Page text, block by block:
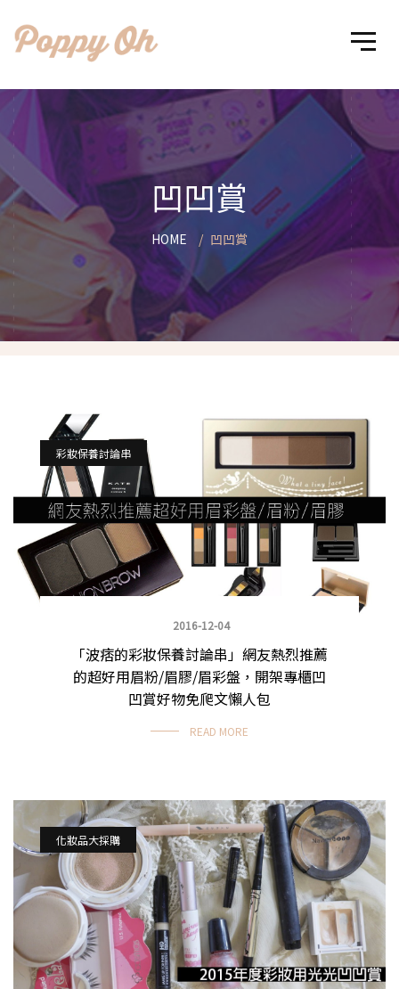
凹凹賞
HOME 凹凹賞
彩妝保養討論串
2016-12-04
「波痞的彩妝保養討論串」網友熱烈推薦
的超好用眉粉/眉膠/眉彩盤，開架專櫃凹
凹賞好物免爬文懶人包
READ MORE
化妝品大採購